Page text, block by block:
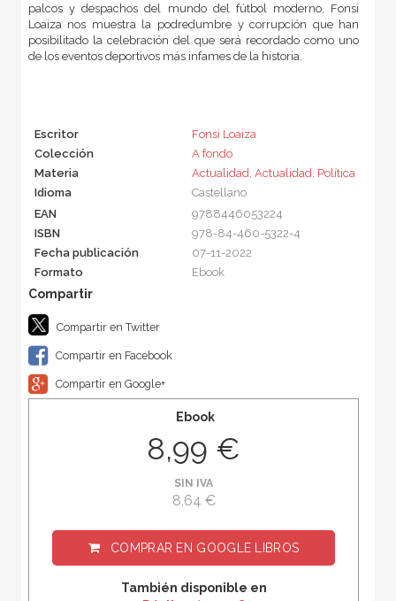
palcos y despachos del mundo del fútbol moderno, Fonsi
Loaiza nos muestra la podredumbre y corrupción que han
posibilitado la celebración del que será recordado como uno
de los eventos deportivos más infames de la historia.
Escritor
Fonsi Loaiza
Colección
A fondo
Materia
Actualidad Actualidad Política
Idioma
Castellano
EAN
9788446053224
ISBN
978-84-460-5322-4
Fecha publicación
07-11-2022
Formato
Ebook
Compartir en Twitter
Compartir en Facebook
Compartir en Google+
Ebook
8,99 €
SIN IVA
8,64 €
COMPRAR EN GOOGLE LIBROS
También disponible en